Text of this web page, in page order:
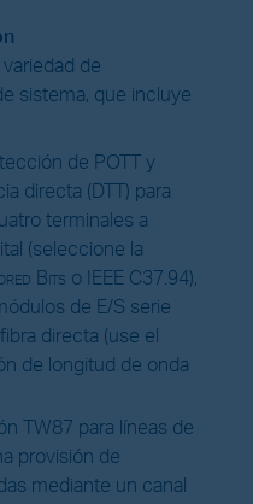
de
sistema, que incluye
de POTT y
directa (DTT) para
terminales a
(seleccione la
Bits o IEEE C37.94),
de E/S serie
directa (use el
de longitud de onda
TW87 para líneas de
provisión de
mediante un canal